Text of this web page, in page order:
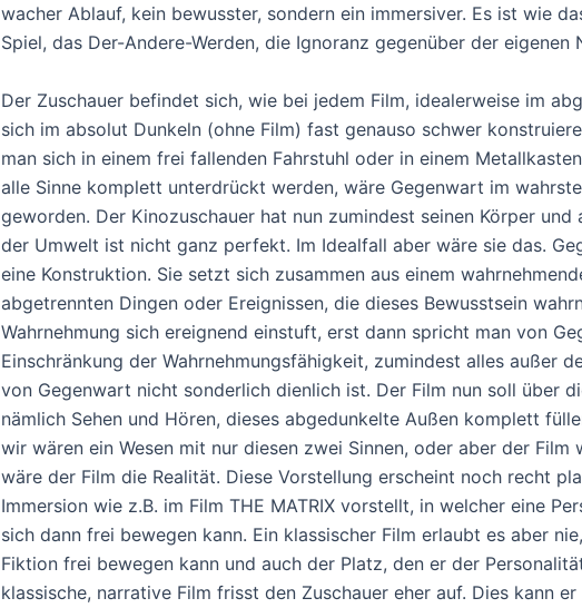
wacher Ablauf, kein bewusster, sondern ein immersiver. Es ist wie
Spiel, das Der-Andere-Werden, die Ignoranz gegenüber der eigenen
Der Zuschauer befindet sich, wie bei jedem Film, idealerweise im
sich im absolut Dunkeln (ohne Film) fast genauso schwer
man sich in einem frei fallenden Fahrstuhl oder in einem
alle Sinne komplett unterdrückt werden, wäre Gegenwart im
geworden. Der Kinozuschauer hat nun zumindest seinen Körper
der Umwelt ist nicht ganz perfekt. Im Idealfall aber wäre sie das.
eine Konstruktion. Sie setzt sich zusammen aus einem
abgetrennten Dingen oder Ereignissen, die dieses Bewusstsein
Wahrnehmung sich ereignend einstuft, erst dann spricht man von
Einschränkung der Wahrnehmungsfähigkeit, zumindest alles außer
von Gegenwart nicht sonderlich dienlich ist. Der Film nun soll über
nämlich Sehen und Hören, dieses abgedunkelte Außen komplett
wir wären ein Wesen mit nur diesen zwei Sinnen, oder aber der Film
wäre der Film die Realität. Diese Vorstellung erscheint noch recht
Immersion wie z.B. im Film THE MATRIX vorstellt, in welcher eine
sich dann frei bewegen kann. Ein klassischer Film erlaubt es aber
Fiktion frei bewegen kann und auch der Platz, den er der
klassische, narrative Film frisst den Zuschauer eher auf. Dies kann